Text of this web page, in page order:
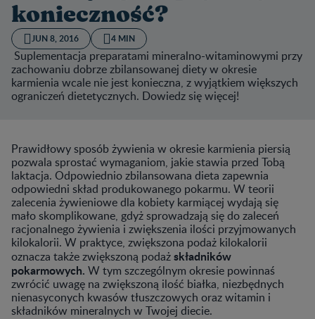
konieczność?
JUN 8, 2016 4 MIN
Suplementacja preparatami mineralno-witaminowymi przy
zachowaniu dobrze zbilansowanej diety w okresie
karmienia wcale nie jest konieczna, z wyjątkiem większych
ograniczeń dietetycznych. Dowiedz się więcej!
Prawidłowy sposób żywienia w okresie karmienia piersią
pozwala sprostać wymaganiom, jakie stawia przed Tobą
laktacja. Odpowiednio zbilansowana dieta zapewnia
odpowiedni skład produkowanego pokarmu. W teorii
zalecenia żywieniowe dla kobiety karmiącej wydają się
mało skomplikowane, gdyż sprowadzają się do zaleceń
racjonalnego żywienia i zwiększenia ilości przyjmowanych
kilokalorii. W praktyce, zwiększona podaż kilokalorii
oznacza także zwiększoną podażskładników
pokarmowych. W tym szczególnym okresie powinnaś
zwrócić uwagę na zwiększoną ilość białka, niezbędnych
nienasyconych kwasów tłuszczowych oraz witamin i
składników mineralnych w Twojej diecie.